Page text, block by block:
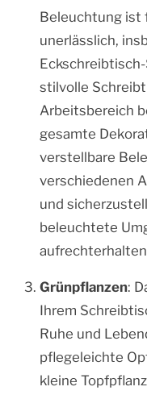
Beleuchtung ist
unerlässlich,
stilvolle
Arbeitsbereich
gesamte
verstellbare
verschiedenen
und
beleuchtete
Grünpflanzen:
Ihrem
Ruhe und
pflegeleichte
kleine